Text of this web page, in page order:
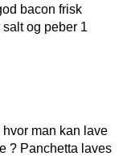
bacon frisk
og peber 1
man kan lave
? Panchetta laves